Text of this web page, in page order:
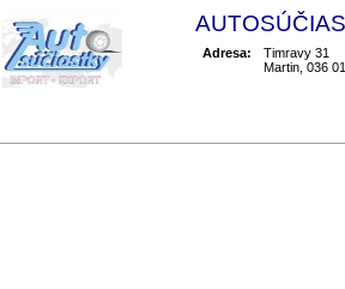
Adresa:
Timravy 31
Martin, 036 01